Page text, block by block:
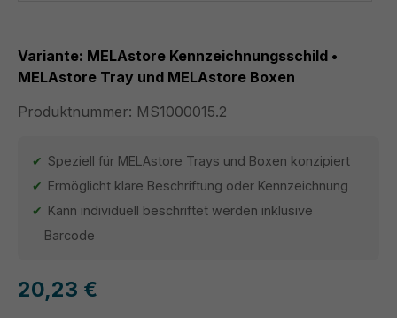
Variante: MELAstore Kennzeichnungsschild •
MELAstore Tray und MELAstore Boxen
Produktnummer: MS1000015.2
Speziell für MELAstore Trays und Boxen konzipiert
Ermöglicht klare Beschriftung oder Kennzeichnung
Kann individuell beschriftet werden inklusive
Barcode
20,23 €